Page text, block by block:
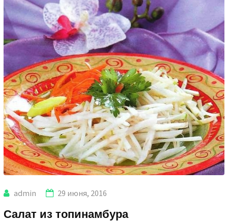
admin 29 июня, 2016
Салат из топинамбура